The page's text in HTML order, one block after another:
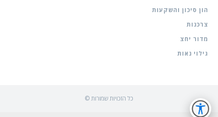
הון סיכון והשקעות
צרכנות
מדור יחצ
גילוי נאות
© כל הזכויות שמורות